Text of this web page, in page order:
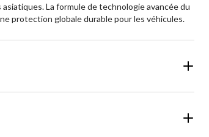
La formule de technologie avancée du
protection globale durable pour les véhicules.